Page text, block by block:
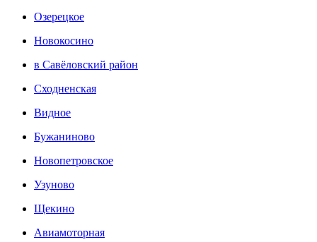
Озерецкое
Новокосино
в Савёловский район
Сходненская
Видное
Бужаниново
Новопетровское
Узуново
Щекино
Авиамоторная